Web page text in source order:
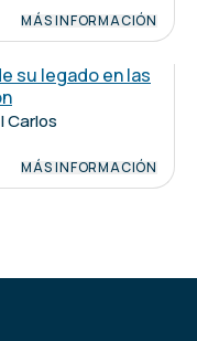
MÁS INFORMACIÓN
su legado en las
Carlos
MÁS INFORMACIÓN